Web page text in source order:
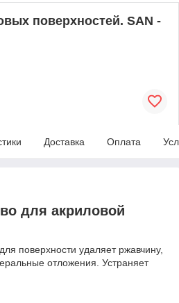
поверхностей. SAN -
Доставка Оплата
для акриловой
поверхности удаляет ржавчину,
отложения. Устраняет